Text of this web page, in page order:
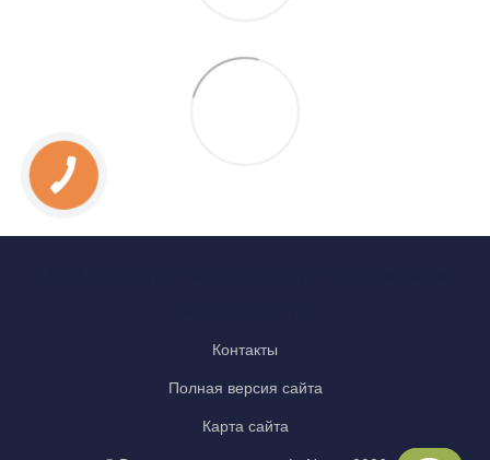
Контакты
Полная версия сайта
Карта сайта